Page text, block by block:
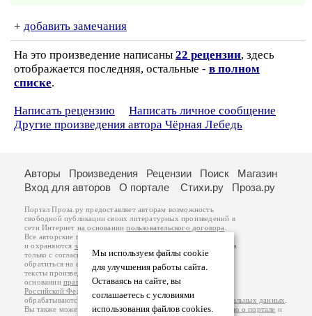
+ добавить замечания
На это произведение написаны 22 рецензии, здесь
отображается последняя, остальные - в полном
списке.
Написать рецензию
Написать личное сообщение
Другие произведения автора Чёрная Лебедь
Мы используем файлы cookie
для улучшения работы сайта.
Оставаясь на сайте, вы
соглашаетесь с условиями
использования файлов cookies.
Авторы Произведения Рецензии Поиск
Магазин
Вход для авторов
О портале Стихи.ру Проза.ру
Портал Проза.ру предоставляет авторам возможность
свободной публикации своих литературных произведений в
сети Интернет на основаниипользовательского договора
Все авторские права на произведения принадлежат авторам
и охраняются законом
. Перепечатка произведений возможна
только с согласия его автора, к которому вы можете
обратиться на его авторской странице. Ответственность за
тексты произведений авторы несут самостоятельно на
основанииправил публикацииизаконодательства
Российской Федерации
обрабатываются на основанииПолитики обработки персональных данных
Вы также можете посмотреть более подробнуюинформацию о портале и